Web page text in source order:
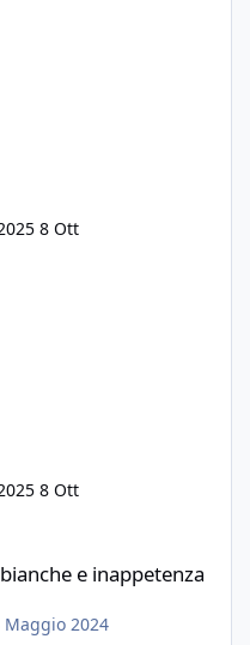
8 Ott
8 Ott
e inappetenza
Maggio 2024